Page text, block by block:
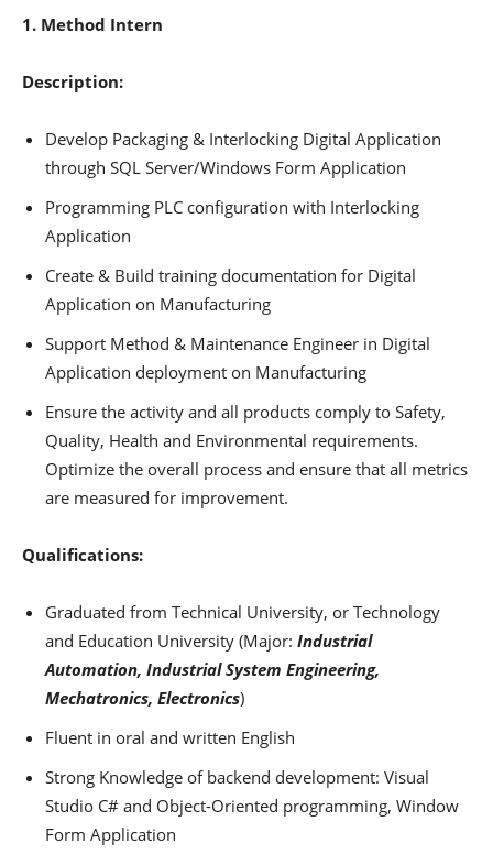
1. Method Intern
Description:
Develop Packaging & Interlocking Digital Application
through SQL Server/Windows Form Application
Programming PLC configuration with Interlocking
Application
Create & Build training documentation for Digital
Application on Manufacturing
Support Method & Maintenance Engineer in Digital
Application deployment on Manufacturing
Ensure the activity and all products comply to Safety,
Quality, Health and Environmental requirements.
Optimize the overall process and ensure that all metrics
are measured for improvement.
Qualifications:
Graduated from Technical University, or Technology
and Education University (Major: Industrial
Automation, Industrial System Engineering,
Mechatronics, Electronics)
Fluent in oral and written English
Strong Knowledge of backend development: Visual
Studio C# and Object-Oriented programming, Window
Form Application